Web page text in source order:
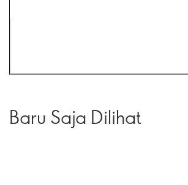
Baru Saja Dilihat